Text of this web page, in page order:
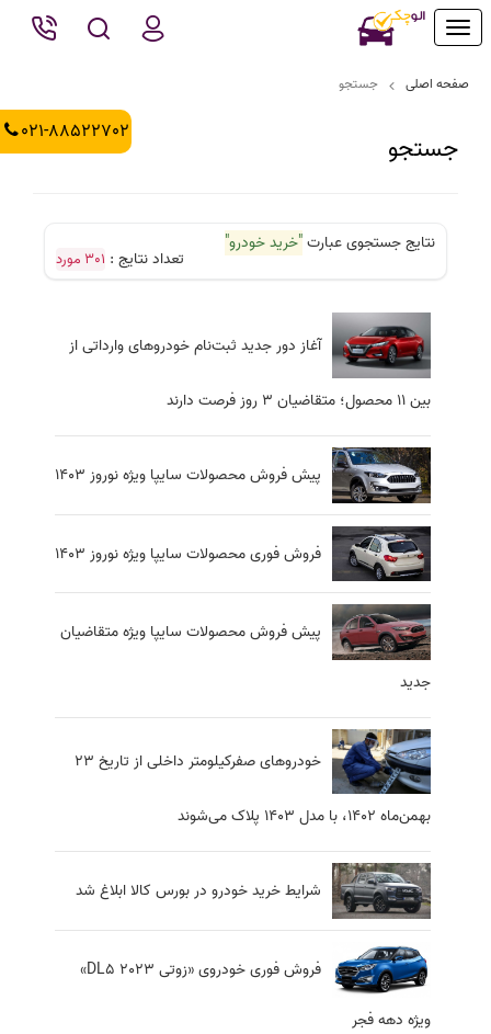
Toggle
021-88522702
صفحه اصلی جستجو
جستجو
نتایج جستجوی عبارت"خرید خودرو"
تعداد نتایج : 301 مورد
آغاز دور جدید ثبت‌نام خودروهای وارداتی از
بین ۱۱ محصول؛ متقاضیان ۳ روز فرصت دارند
پیش فروش محصولات سایپا ویژه نوروز 1403
فروش فوری محصولات سایپا ویژه نوروز 1403
پیش فروش محصولات سایپا ویژه متقاضیان
جدید
خودروهای صفرکیلومتر داخلی از تاریخ 23
بهمن‌ماه 1402، با مدل 1403 پلاک می‌شوند
شرایط خرید خودرو در بورس کالا ابلاغ شد
فروش فوری خودروی «زوتی DL5 2023»
ویژه دهه فجر